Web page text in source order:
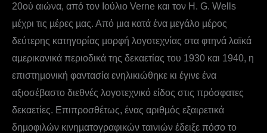
20ού αιώνα, από τον Ιούλιο Verne και τον H. G. Wells
µέχρι τις µέρες µας. Από µια κατά ένα µεγάλο µέρος
δεύτερης κατηγορίας µορφή λογοτεχνίας στα φτηνά λαϊκά
αµερικανικά περιοδικά της δεκαετίας του 1930 και 1940, η
επιστηµονική φαντασία ενηλικιώθηκε κι έγινε ένα
αξιοσέβαστο διεθνές λογοτεχνικό είδος στις πρόσφατες
δεκαετίες. Επιπροσθέτως, ένας αριθµός εξαιρετικά
δηµοφιλών κινηµατογραφικών ταινιών έδειξε πόσο το